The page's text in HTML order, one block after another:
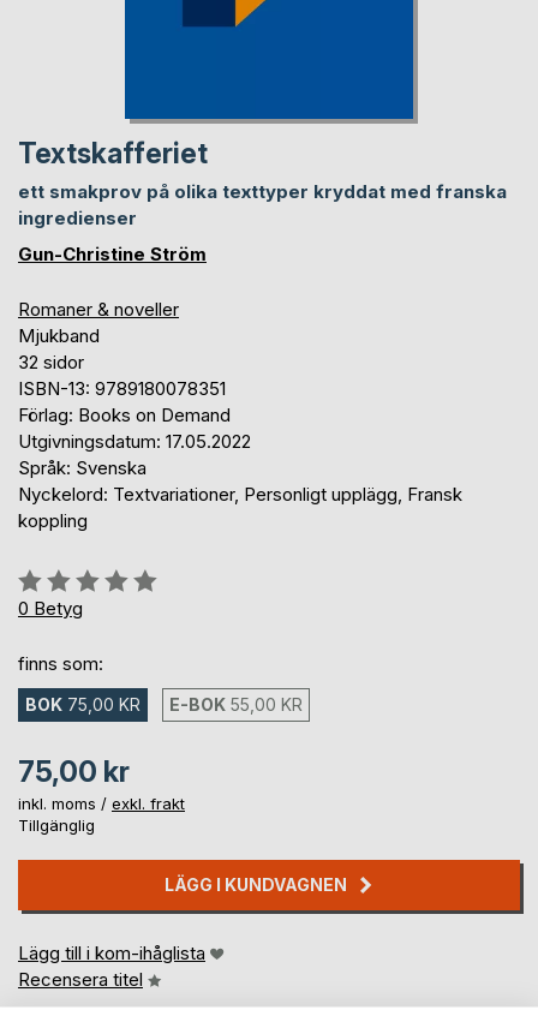
Textskafferiet
ett smakprov på olika texttyper kryddat med franska
ingredienser
Gun-Christine Ström
Romaner & noveller
Mjukband
32 sidor
ISBN-13: 9789180078351
Förlag: Books on Demand
Utgivningsdatum: 17.05.2022
Språk: Svenska
Nyckelord: Textvariationer, Personligt upplägg, Fransk
koppling
Betyg::
0%
0 Betyg
finns som:
BOK 75,00 KR E-BOK 55,00 KR
75,00 kr
inkl. moms / exkl. frakt
Tillgänglig
LÄGG I KUNDVAGNEN
Lägg till i kom-ihåglista
Recensera titel